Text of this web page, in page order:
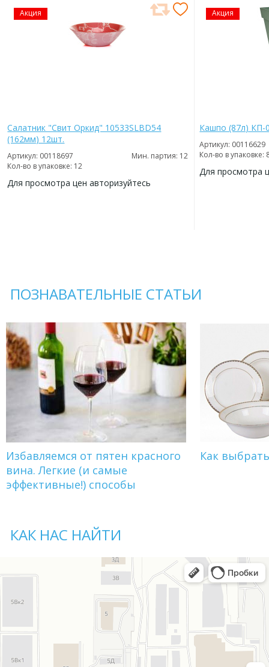
Акция
Салатник "Свит Оркид" 10533SLBD54
(162мм) 12шт.
Артикул: 00118697
Мин. партия: 12
Кол-во в упаковке: 12
Для просмотра цен авторизуйтесь
Акция
Кашпо (87л) КП-
Артикул: 00116629
Кол-во в упаковке:
Для просмотра
ПОЗНАВАТЕЛЬНЫЕ СТАТЬИ
Избавляемся от пятен красного
вина. Легкие (и самые
эффективные!) способы
Как
КАК НАС НАЙТИ